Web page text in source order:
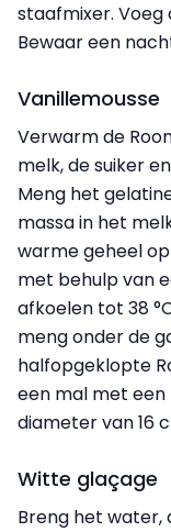
staafmixer. Voeg
Bewaar een
Vanillemousse
Verwarm de
melk, de suiker
Meng het
massa in het
warme geheel
met behulp van
afkoelen tot 38
meng onder de
halfopgeklopte
een mal met een
diameter van 16
Witte glaçage
Breng het water,